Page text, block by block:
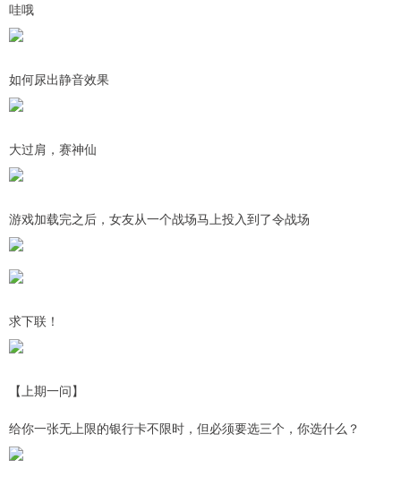
哇哦
如何尿出静音效果
大过肩，赛神仙
游戏加载完之后，女友从一个战场马上投入到了令战场
求下联！
【上期一问】
给你一张无上限的银行卡不限时，但必须要选三个，你选什么？